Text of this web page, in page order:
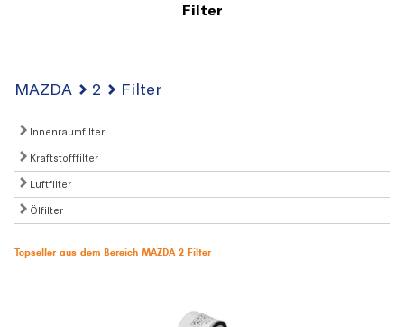
Filter
MAZDA 2 Filter
Innenraumfilter
Kraftstofffilter
Luftfilter
Ölfilter
Topseller aus dem Bereich MAZDA 2 Filter